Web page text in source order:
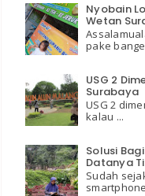
Nyobain
Wetan
pake
USG 2
Surabaya
USG 2
kalau ...
Solusi
Datanya
Sudah